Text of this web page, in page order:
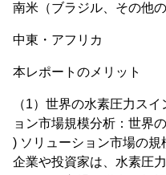
南米（ブラジル、その他の
中東・アフリカ
本レポートのメリット
（1）世界の水素圧力ス
ョン市場規模分析：世界
) ソリューション市場の規
企業や投資家は、水素圧